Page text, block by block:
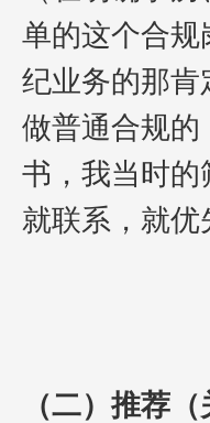
单的这个合
纪业务的那
做普通合规
书，我当时
就联系，就优
（二）推荐